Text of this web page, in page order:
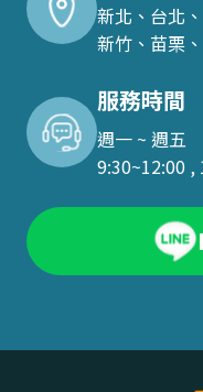
新北、台北
新竹、苗栗
服務時間
週一 ~ 週五
9:30~12:00 ,